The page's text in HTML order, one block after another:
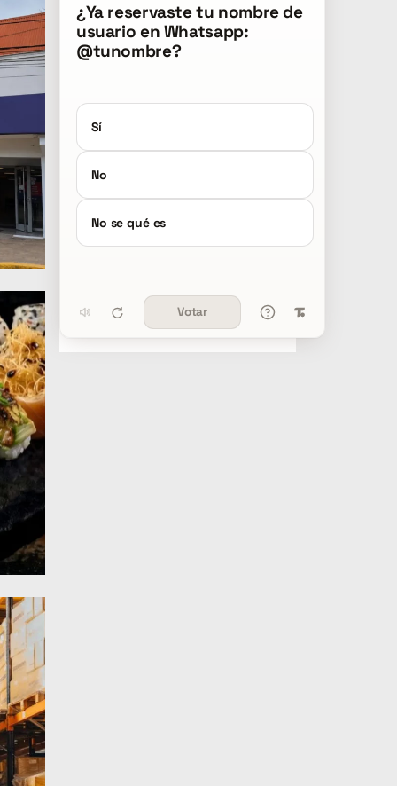
¿Ya reservaste tu nombre de
usuario en Whatsapp:
@tunombre?
Sí
No
No se qué es
Votar